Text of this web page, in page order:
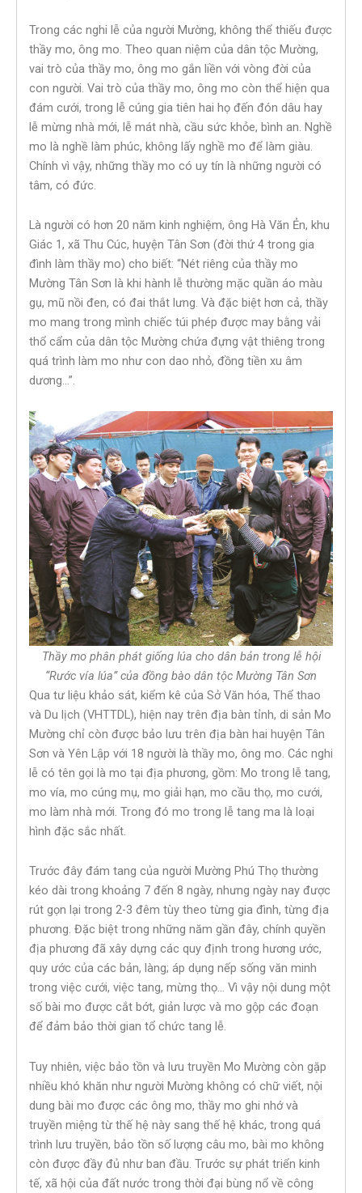
Trong các nghi lễ của người Mường, không thể thiếu được
thầy mo, ông mo. Theo quan niệm của dân tộc Mường,
vai trò của thầy mo, ông mo gắn liền với vòng đời của
con người. Vai trò của thầy mo, ông mo còn thể hiện qua
đám cưới, trong lễ cúng gia tiên hai họ đến đón dâu hay
lễ mừng nhà mới, lễ mát nhà, cầu sức khỏe, bình an. Nghề
mo là nghề làm phúc, không lấy nghề mo để làm giàu.
Chính vì vậy, những thầy mo có uy tín là những người có
tâm, có đức.
Là người có hơn 20 năm kinh nghiệm, ông Hà Văn Ẻn, khu
Giác 1, xã Thu Cúc, huyện Tân Sơn (đời thứ 4 trong gia
đình làm thầy mo) cho biết: “Nét riêng của thầy mo
Mường Tân Sơn là khi hành lễ thường mặc quần áo màu
gụ, mũ nồi đen, có đai thắt lưng. Và đặc biệt hơn cả, thầy
mo mang trong mình chiếc túi phép được may bằng vải
thổ cẩm của dân tộc Mường chứa đựng vật thiêng trong
quá trình làm mo như con dao nhỏ, đồng tiền xu âm
dương…”.
Thầy mo phân phát giống lúa cho dân bản trong lễ hội
“Rước vía lúa” của đồng bào dân tộc Mường Tân Sơn
Qua tư liệu khảo sát, kiểm kê của Sở Văn hóa, Thể thao
và Du lịch (VHTTDL), hiện nay trên địa bàn tỉnh, di sản Mo
Mường chỉ còn được bảo lưu trên địa bàn hai huyện Tân
Sơn và Yên Lập với 18 người là thầy mo, ông mo. Các nghi
lễ có tên gọi là mo tại địa phương, gồm: Mo trong lễ tang,
mo vía, mo cúng mụ, mo giải hạn, mo cầu thọ, mo cưới,
mo làm nhà mới. Trong đó mo trong lễ tang ma là loại
hình đặc sắc nhất.
Trước đây đám tang của người Mường Phú Thọ thường
kéo dài trong khoảng 7 đến 8 ngày, nhưng ngày nay được
rút gọn lại trong 2-3 đêm tùy theo từng gia đình, từng địa
phương. Đặc biệt trong những năm gần đây, chính quyền
địa phương đã xây dựng các quy định trong hương ước,
quy ước của các bản, làng; áp dụng nếp sống văn minh
trong việc cưới, việc tang, mừng thọ… Vì vậy nội dung một
số bài mo được cắt bớt, giản lược và mo gộp các đoạn
để đảm bảo thời gian tổ chức tang lễ.
Tuy nhiên, việc bảo tồn và lưu truyền Mo Mường còn gặp
nhiều khó khăn như người Mường không có chữ viết, nội
dung bài mo được các ông mo, thầy mo ghi nhớ và
truyền miệng từ thế hệ này sang thế hệ khác, trong quá
trình lưu truyền, bảo tồn số lượng câu mo, bài mo không
còn được đầy đủ như ban đầu. Trước sự phát triển kinh
tế, xã hội của đất nước trong thời đại bùng nổ về công